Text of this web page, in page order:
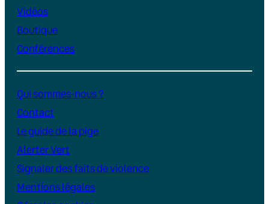
Vidéos
Boutique
Conférences
Qui sommes-nous ?
Contact
Le guide de la pige
Alerter Vert
Signaler des faits de violence
Mentions légales